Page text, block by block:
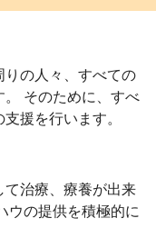
りの人々、すべての
。 そのために、すべ
援を行います。
て治療、療養が出来
ウの提供を積極的に